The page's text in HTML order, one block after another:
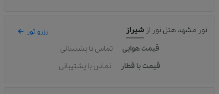
تور مشهد هتل نور از شیراز رزرو تور
قیمت هوایی
تماس با پشتیبانی
قیمت با قطار
تماس با پشتیبانی